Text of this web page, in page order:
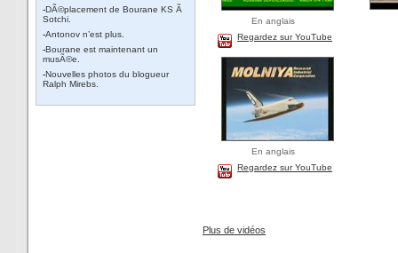
-DÃ©placement de Bourane KS Ã
Sotchi.
-Antonov n’est plus.
-Bourane est maintenant un
musÃ©e.
-Nouvelles photos du blogueur
Ralph Mirebs.
En anglais
Regardez sur YouTube
En anglais
Regardez sur YouTube
Plus de vidéos